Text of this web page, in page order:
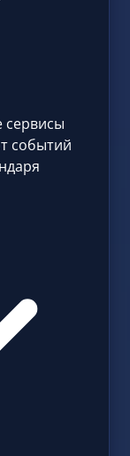
сервисы
событий